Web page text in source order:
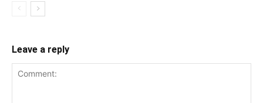
Leave a reply